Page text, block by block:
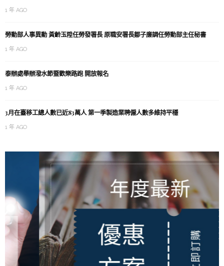
1 年 AGO
勞動部人事異動 黃齡玉陞任勞發署長 原職安署長鄒子廉調任勞動部主任秘書
1 年 AGO
泰辦處舉辦潑水節暨歡樂路跑 開放報名
1 年 AGO
3月在臺移工總人數已近83萬人 第一季製造業聘僱人數多維持平穩
1 年 AGO